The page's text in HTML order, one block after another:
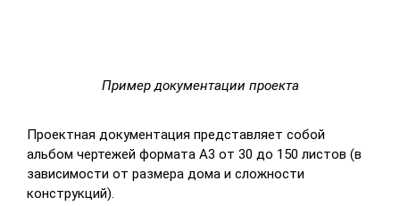
Пример документации проекта
Проектная документация представляет собой
альбом чертежей формата А3 от 30 до 150 листов (в
зависимости от размера дома и сложности
конструкций).